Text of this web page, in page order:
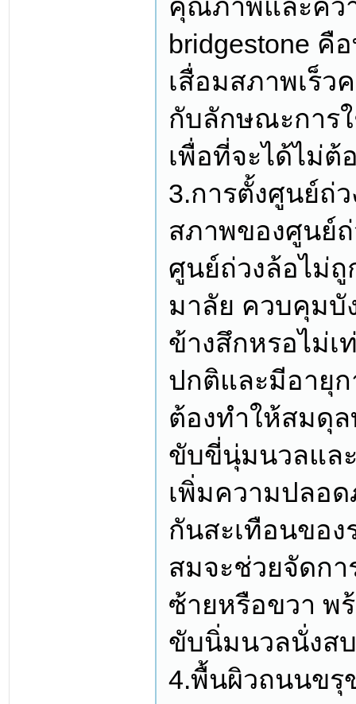
คุณภาพและคว
bridgestone คื
เสื่อมสภาพเร็ว
กับลักษณะการ
เพื่อที่จะได้ไม่ต้
3.การตั้งศูนย์ถ่
สภาพของศูนย์ถ่
ศูนย์ถ่วงล้อไม่ถู
มาลัย ควบคุมบั
ข้างสึกหรอไม่เ
ปกติและมีอายุก
ต้องทำให้สมดุ
ขับขี่นุ่มนวลแล
เพิ่มความปลอ
กันสะเทือนของ
สมจะช่วยจัดกา
ซ้ายหรือขวา พ
ขับนิ่มนวลนั่งส
4.พื้นผิวถนนขรุ